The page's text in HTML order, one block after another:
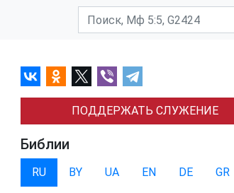
ПОДДЕРЖАТЬ СЛУЖЕНИЕ
Библии
RU BY UA EN DE GR